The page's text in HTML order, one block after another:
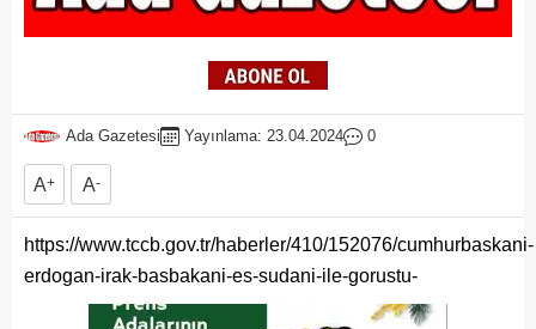
Ada Gazetesi Yayınlama: 23.04.2024 0
A+ A-
https://www.tccb.gov.tr/haberler/410/152076/cumhurbaskani-
erdogan-irak-basbakani-es-sudani-ile-gorustu-